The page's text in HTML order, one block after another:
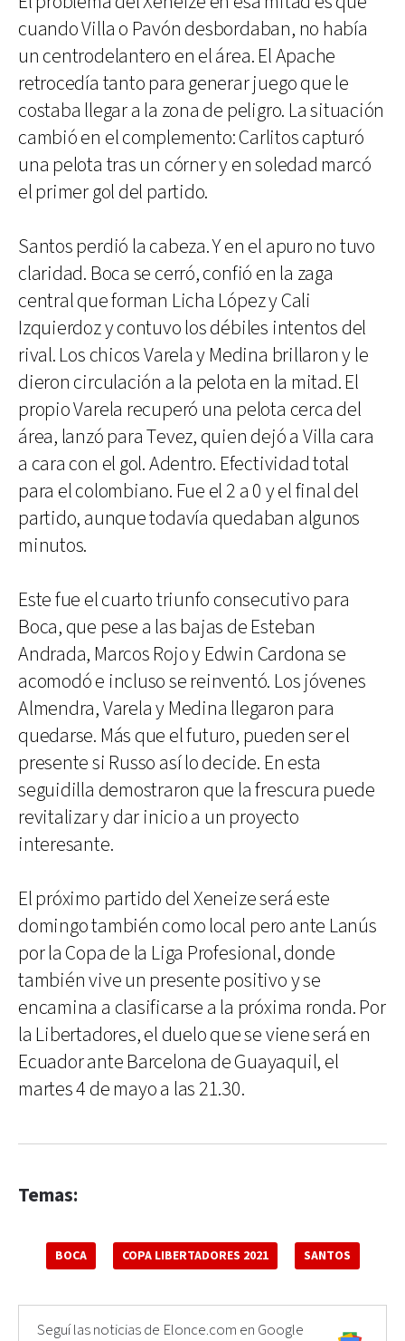
cuando Villa o Pavón desbordaban, no había
un centrodelantero en el área. El Apache
retrocedía tanto para generar juego que le
costaba llegar a la zona de peligro. La situación
cambió en el complemento: Carlitos capturó
una pelota tras un córner y en soledad marcó
el primer gol del partido.
Santos perdió la cabeza. Y en el apuro no tuvo
claridad. Boca se cerró, confió en la zaga
central que forman Licha López y Cali
Izquierdoz y contuvo los débiles intentos del
rival. Los chicos Varela y Medina brillaron y le
dieron circulación a la pelota en la mitad. El
propio Varela recuperó una pelota cerca del
área, lanzó para Tevez, quien dejó a Villa cara
a cara con el gol. Adentro. Efectividad total
para el colombiano. Fue el 2 a 0 y el final del
partido, aunque todavía quedaban algunos
minutos.
Este fue el cuarto triunfo consecutivo para
Boca, que pese a las bajas de Esteban
Andrada, Marcos Rojo y Edwin Cardona se
acomodó e incluso se reinventó. Los jóvenes
Almendra, Varela y Medina llegaron para
quedarse. Más que el futuro, pueden ser el
presente si Russo así lo decide. En esta
seguidilla demostraron que la frescura puede
revitalizar y dar inicio a un proyecto
interesante.
El próximo partido del Xeneize será este
domingo también como local pero ante Lanús
por la Copa de la Liga Profesional, donde
también vive un presente positivo y se
encamina a clasificarse a la próxima ronda. Por
la Libertadores, el duelo que se viene será en
Ecuador ante Barcelona de Guayaquil, el
martes 4 de mayo a las 21.30.
Temas:
BOCA COPA LIBERTADORES 2021 SANTOS
Seguí las noticias de Elonce.com en Google